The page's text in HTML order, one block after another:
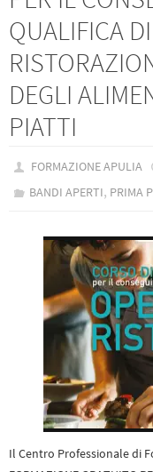
QUALIFICA
DEGLI
PIATTI
FORMAZIONE APULIA
BANDI APERTI, PRIMA
Il Centro Professionale di